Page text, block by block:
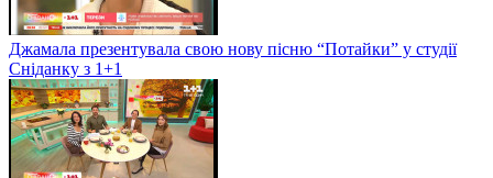
Джамала презентувала свою нову пісню “Потайки” у студії
Сніданку з 1+1